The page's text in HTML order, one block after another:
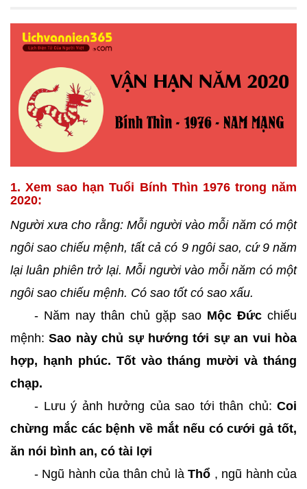
1. Xem sao hạn Tuổi Bính Thìn 1976 trong năm
2020:
Người xưa cho rằng: Mỗi người vào mỗi năm có một
ngôi sao chiếu mệnh, tất cả có 9 ngôi sao, cứ 9 năm
lại luân phiên trở lại. Mỗi người vào mỗi năm có một
ngôi sao chiếu mệnh. Có sao tốt có sao xấu.
- Năm nay thân chủ gặp sao Mộc Đức chiếu
mệnh:Sao này chủ sự hướng tới sự an vui hòa
hợp, hạnh phúc. Tốt vào tháng mười và tháng
chạp.
- Lưu ý ảnh hưởng của sao tới thân chủ: Coi
chừng mắc các bệnh về mắt nếu có cưới gả tốt,
ăn nói bình an, có tài lợi
- Ngũ hành của thân chủ làThổ , ngũ hành của